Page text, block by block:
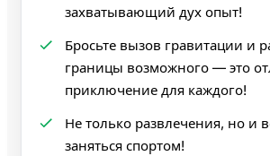
захватывающий дух опыт!
Бросьте вызов гравитации и
границы возможного — это
приключение для каждого!
Не только развлечения, но и
заняться спортом!